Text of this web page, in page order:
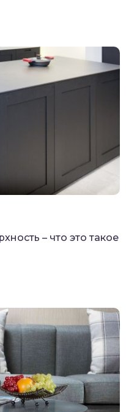
– что это такое